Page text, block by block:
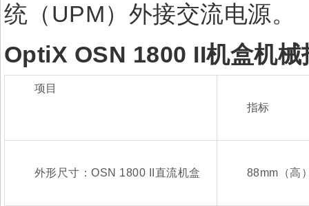
统（UPM）外接交流电源。
OptiX OSN 1800 II机盒机械
项目
指标
外形尺寸：OSN 1800 II直流机盒 88mm（高）